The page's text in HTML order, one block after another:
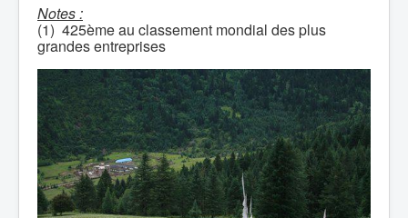
Notes :
(1) 425ème au classement mondial des plus
grandes entreprises